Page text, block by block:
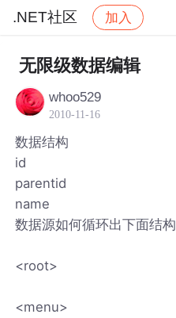
.NET社区 加入
社区 .NET社区
无限级数据编辑
whoo529
2010-11-16
数据结构
id
parentid
name
数据源如何循环出下面结构
<root>
<menu>